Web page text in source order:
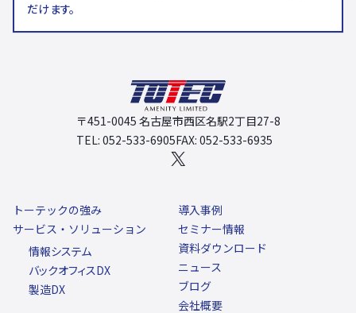
だけます。
〒451-0045 名古屋市西区名駅2丁目27-8
TEL: 052-533-6905FAX: 052-533-6935
X
トーテックの強み
サービス・ソリューション
情報システム
バックオフィスDX
製造DX
導入事例
セミナー情報
資料ダウンロード
ニュース
ブログ
会社概要